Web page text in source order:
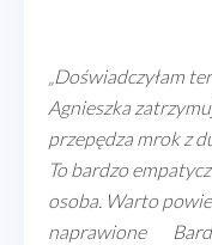
„Doświadczyłam
Agnieszka
przepędza mrok z
To bardzo
osoba. Warto
naprawione